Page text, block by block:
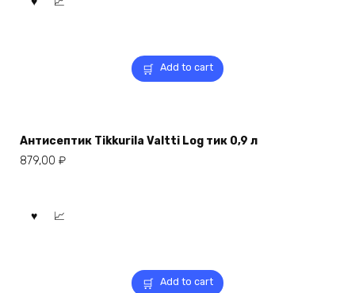
Add to cart
Антисептик Tikkurila Valtti Log тик 0,9 л
879,00 ₽
Add to cart